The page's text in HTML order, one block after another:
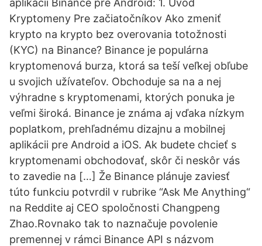
aplikácii Binance pre Android: 1. Úvod
Kryptomeny Pre začiatočníkov Ako zmeniť
krypto na krypto bez overovania totožnosti
(KYC) na Binance? Binance je populárna
kryptomenová burza, ktorá sa teší veľkej obľube
u svojich užívateľov. Obchoduje sa na a nej
výhradne s kryptomenami, ktorých ponuka je
veľmi široká. Binance je známa aj vďaka nízkym
poplatkom, prehľadnému dizajnu a mobilnej
aplikácii pre Android a iOS. Ak budete chcieť s
kryptomenami obchodovať, skôr či neskôr vás
to zavedie na […] Že Binance plánuje zaviesť
túto funkciu potvrdil v rubrike “Ask Me Anything“
na Reddite aj CEO spoločnosti Changpeng
Zhao.Rovnako tak to naznačuje povolenie
premennej v rámci Binance API s názvom